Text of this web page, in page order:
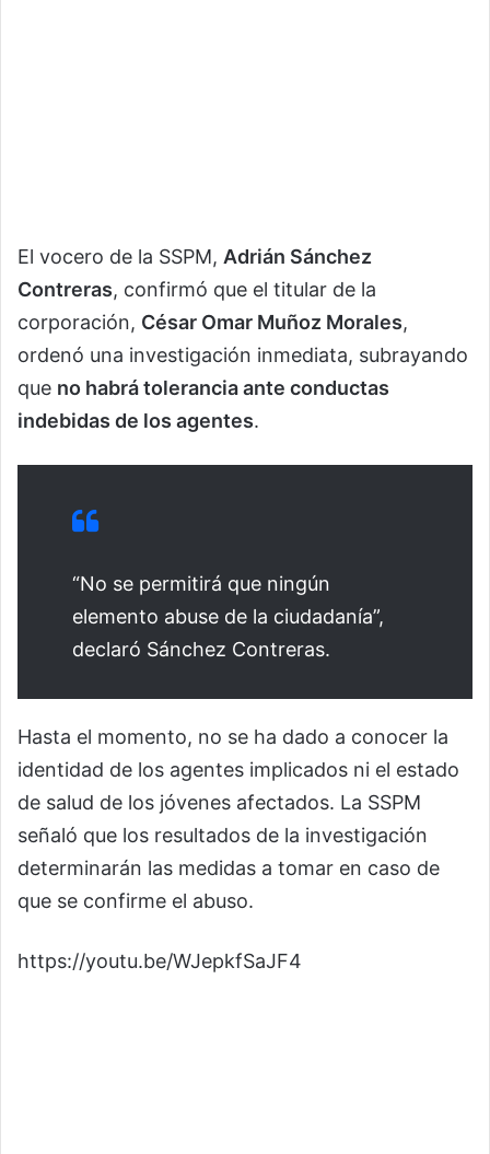
El vocero de la SSPM, Adrián Sánchez
Contreras, confirmó que el titular de la
corporación, César Omar Muñoz Morales,
ordenó una investigación inmediata, subrayando
que no habrá tolerancia ante conductas
indebidas de los agentes.
“No se permitirá que ningún
elemento abuse de la ciudadanía”,
declaró Sánchez Contreras.
Hasta el momento, no se ha dado a conocer la
identidad de los agentes implicados ni el estado
de salud de los jóvenes afectados. La SSPM
señaló que los resultados de la investigación
determinarán las medidas a tomar en caso de
que se confirme el abuso.
https://youtu.be/WJepkfSaJF4